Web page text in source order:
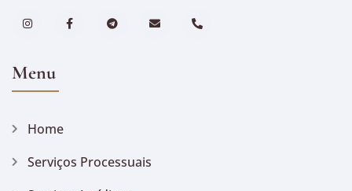
Menu
Home
Serviços Processuais